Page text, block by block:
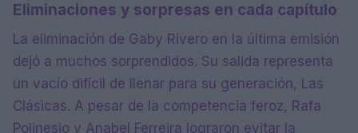
Eliminaciones y sorpresas en cada capítulo
La eliminación de Gaby Rivero en la última emisión
dejó a muchos sorprendidos. Su salida representa
un vacío difícil de llenar para su generación, Las
Clásicas. A pesar de la competencia feroz, Rafa
Polinesio y Anabel Ferreira lograron evitar la